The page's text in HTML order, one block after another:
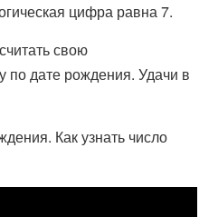
цифра равна 7.
свою
по дате рождения. Удачи в
Как узнать число